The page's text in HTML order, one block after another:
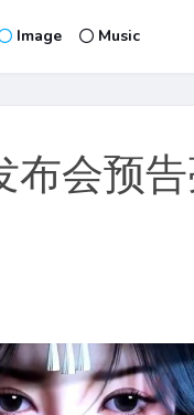
Image Music
布会预